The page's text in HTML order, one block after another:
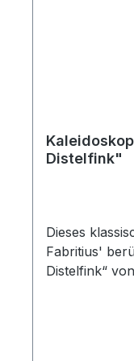
Distelfink"
Dieses
Fabritius'
Distelfink“